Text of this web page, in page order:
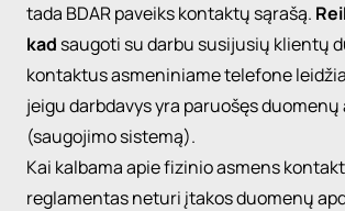
tada BDAR paveiks kontaktų sąrašą.
kad saugoti su darbu susijusių klientų
kontaktus asmeniniame telefone
jeigu darbdavys yra paruošęs duomenų
(saugojimo sistemą).
Kai kalbama apie fizinio asmens
reglamentas neturi įtakos duomenų